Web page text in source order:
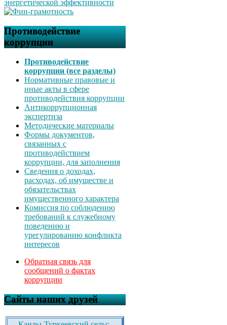
Противодействие
коррупции
Противодействие
коррупции (все разделы)
Нормативные правовые и
иные акты в сфере
противодействия коррупции
Антикоррупционная
экспертиза
Методические материалы
Формы документов,
связанных с
противодействием
коррупции, для заполнения
Сведения о доходах,
расходах, об имуществе и
обязательствах
имущественного характера
Комиссия по соблюдению
требований к служебному
поведению и
урегулированию конфликта
интересов
Обратная связь для
сообщений о фактах
коррупции
Сайты наших друзей